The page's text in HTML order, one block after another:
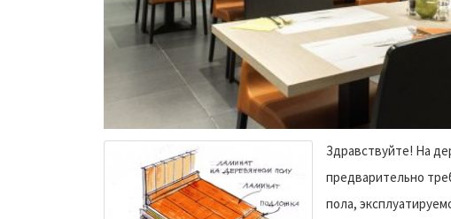
Здравствуйте! На
предварительно
пола,